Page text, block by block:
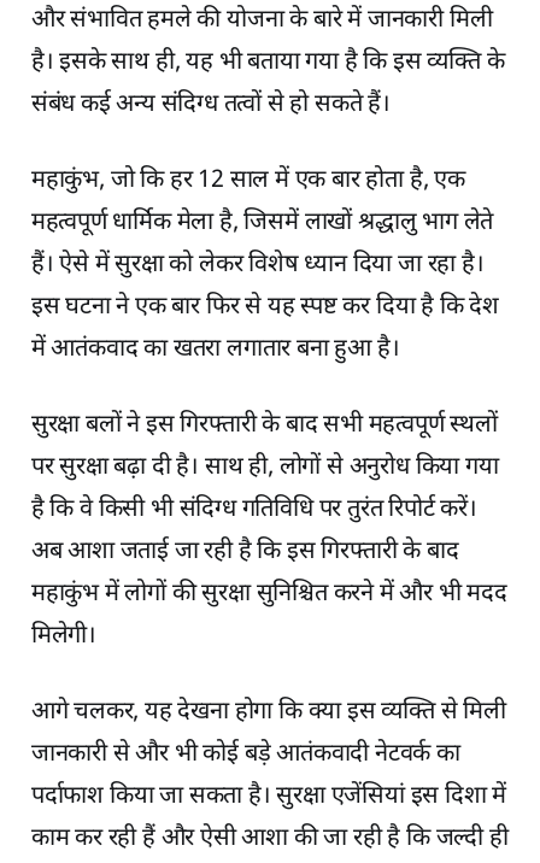
और संभावित हमले की योजना के बारे में जानकारी मिली
है। इसके साथ ही, यह भी बताया गया है कि इस व्यक्ति के
संबंध कई अन्य संदिग्ध तत्वों से हो सकते हैं।
महाकुंभ, जो कि हर 12 साल में एक बार होता है, एक
महत्वपूर्ण धार्मिक मेला है, जिसमें लाखों श्रद्धालु भाग लेते
हैं। ऐसे में सुरक्षा को लेकर विशेष ध्यान दिया जा रहा है।
इस घटना ने एक बार फिर से यह स्पष्ट कर दिया है कि देश
में आतंकवाद का खतरा लगातार बना हुआ है।
सुरक्षा बलों ने इस गिरफ्तारी के बाद सभी महत्वपूर्ण स्थलों
पर सुरक्षा बढ़ा दी है। साथ ही, लोगों से अनुरोध किया गया
है कि वे किसी भी संदिग्ध गतिविधि पर तुरंत रिपोर्ट करें।
अब आशा जताई जा रही है कि इस गिरफ्तारी के बाद
महाकुंभ में लोगों की सुरक्षा सुनिश्चित करने में और भी मदद
मिलेगी।
आगे चलकर, यह देखना होगा कि क्या इस व्यक्ति से मिली
जानकारी से और भी कोई बड़े आतंकवादी नेटवर्क का
पर्दाफाश किया जा सकता है। सुरक्षा एजेंसियां इस दिशा में
काम कर रही हैं और ऐसी आशा की जा रही है कि जल्दी ही